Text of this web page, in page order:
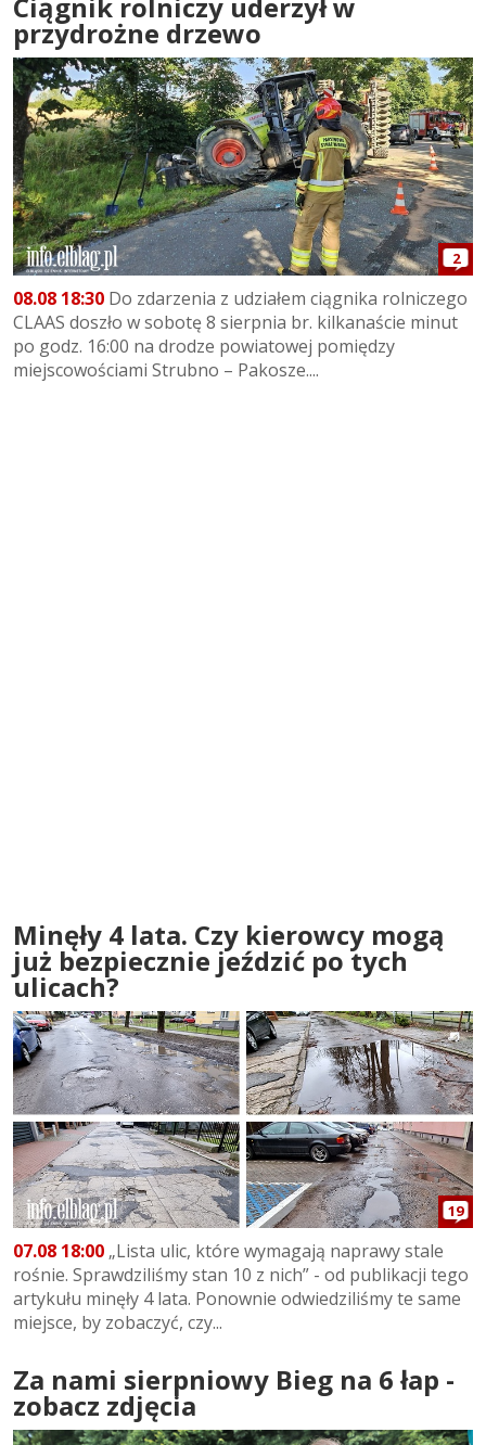
przydrożne drzewo
2
08.08 18:30 Do zdarzenia z udziałem ciągnika rolniczego
CLAAS doszło w sobotę 8 sierpnia br. kilkanaście minut
po godz. 16:00 na drodze powiatowej pomiędzy
miejscowościami Strubno – Pakosze....
Minęły 4 lata. Czy kierowcy mogą
już bezpiecznie jeździć po tych
ulicach?
19
07.08 18:00 „Lista ulic, które wymagają naprawy stale
rośnie. Sprawdziliśmy stan 10 z nich” - od publikacji tego
artykułu minęły 4 lata. Ponownie odwiedziliśmy te same
miejsce, by zobaczyć, czy...
Za nami sierpniowy Bieg na 6 łap -
zobacz zdjęcia